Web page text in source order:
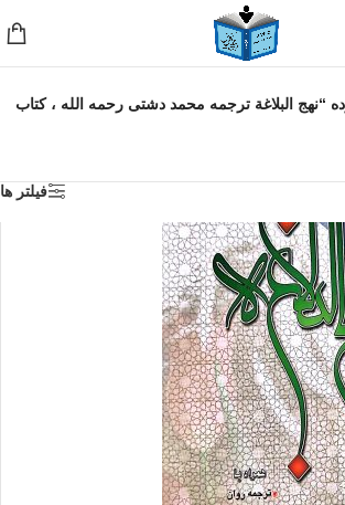
البلاغة ترجمه محمد دشتی رحمه الله ، کتاب
فیلتر ها